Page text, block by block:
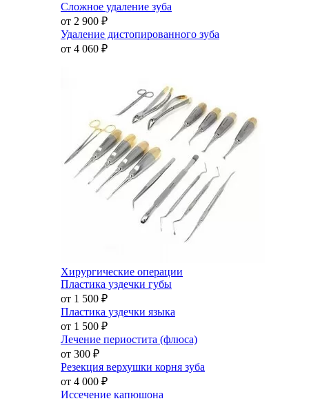
Сложное удаление зуба
от 2 900 ₽
Удаление дистопированного зуба
от 4 060 ₽
Хирургические операции
Пластика уздечки губы
от 1 500 ₽
Пластика уздечки языка
от 1 500 ₽
Лечение периостита (флюса)
от 300 ₽
Резекция верхушки корня зуба
от 4 000 ₽
Иссечение капюшона